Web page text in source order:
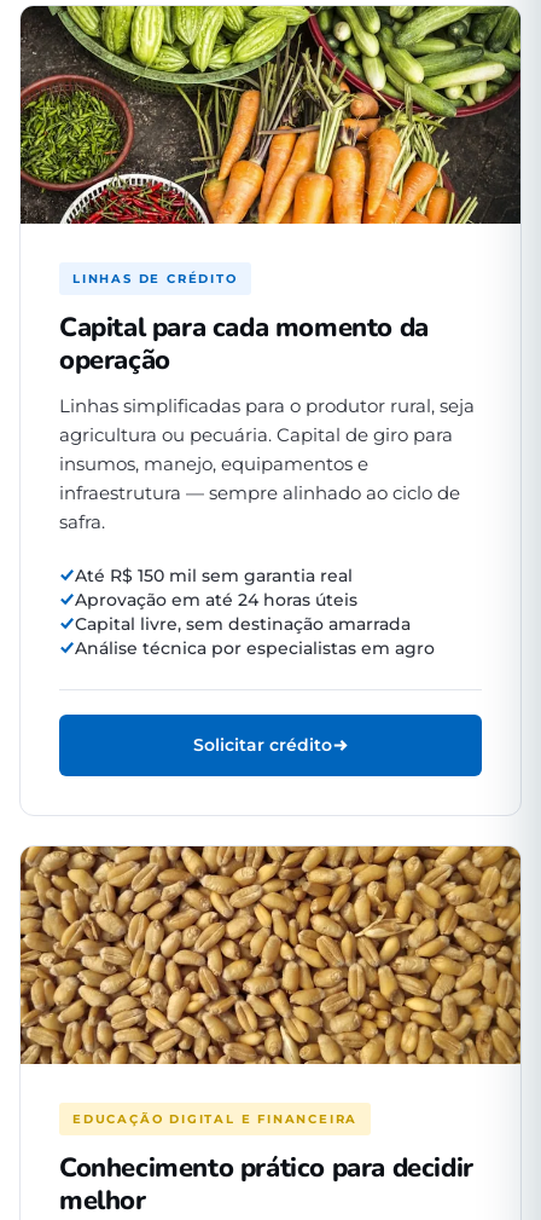
LINHAS DE CRÉDITO
Capital para cada momento da
operação
Linhas simplificadas para o produtor rural, seja
agricultura ou pecuária. Capital de giro para
insumos, manejo, equipamentos e
infraestrutura — sempre alinhado ao ciclo de
safra.
Até R$ 150 mil sem garantia real
Aprovação em até 24 horas úteis
Capital livre, sem destinação amarrada
Análise técnica por especialistas em agro
Solicitar crédito
EDUCAÇÃO DIGITAL E FINANCEIRA
Conhecimento prático para decidir
melhor